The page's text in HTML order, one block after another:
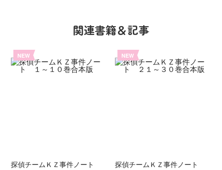
関連書籍＆記事
NEW
探偵チームＫＺ事件ノート
NEW
探偵チームＫＺ事件ノート